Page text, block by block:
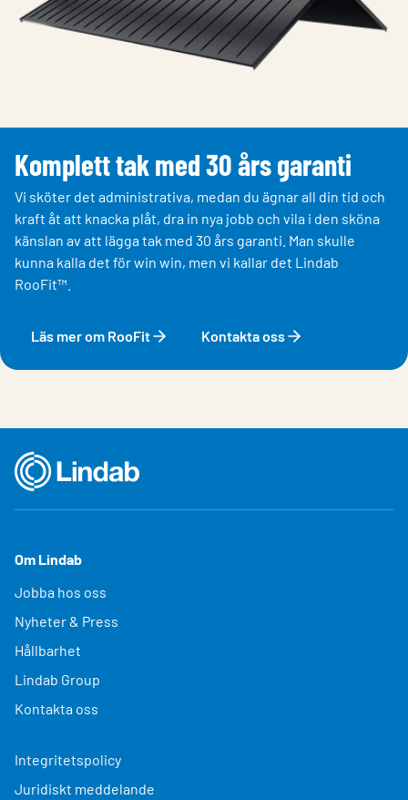
Komplett tak med 30 års garanti
Vi sköter det administrativa, medan du ägnar all din tid och
kraft åt att knacka plåt, dra in nya jobb och vila i den sköna
känslan av att lägga tak med 30 års garanti. Man skulle
kunna kalla det för win win, men vi kallar det Lindab
RooFit™.
Läs mer om RooFit Kontakta oss
Om Lindab
Jobba hos oss
Nyheter & Press
Hållbarhet
Lindab Group
Kontakta oss
Integritetspolicy
Juridiskt meddelande